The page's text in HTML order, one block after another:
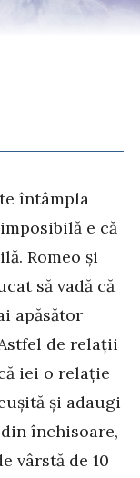
întâmpla
e că
Romeo și
să vadă că
apăsător
de relații
iei o relație
și adaugi
închisoare,
vârstă de 10